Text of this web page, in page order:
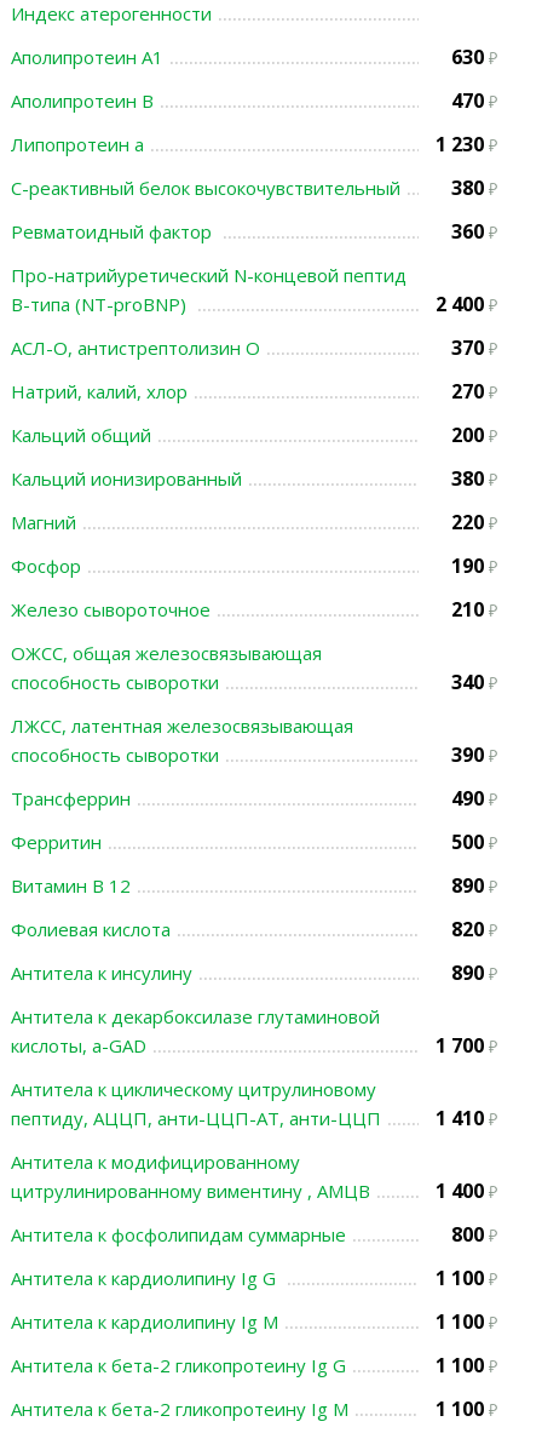
Индекс атерогенности
Аполипротеин А1
630
Аполипротеин В 470
Липопротеин а 1 230
С-реактивный белок высокочувствительный 380
Ревматоидный фактор 360
Про-натрийуретический N-концевой пептид
В-типа (NT-proBNP)
2 400
АСЛ-О, антистрептолизин О 370
Натрий, калий, хлор 270
Кальций общий 200
Кальций ионизированный 380
Магний 220
Фосфор 190
Железо сывороточное 210
ОЖСС, общая железосвязывающая
способность сыворотки
340
ЛЖСС, латентная железосвязывающая
способность сыворотки
390
Трансферрин 490
Ферритин 500
Витамин В 12 890
Фолиевая кислота 820
Антитела к инсулину 890
Антитела к декарбоксилазе глутаминовой
кислоты, а-GAD
1 700
Антитела к циклическому цитрулиновому
пептиду, АЦЦП, анти-ЦЦП-АТ, анти-ЦЦП
1 410
Антитела к модифицированному
цитрулинированному виментину , АМЦВ
1 400
Антитела к фосфолипидам суммарные 800
Антитела к кардиолипину Ig G 1 100
Антитела к кардиолипину Ig М 1 100
Антитела к бета-2 гликопротеину Ig G 1 100
Антитела к бета-2 гликопротеину Ig M 1 100